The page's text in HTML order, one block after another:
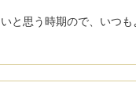
と思う時期ので、いつ